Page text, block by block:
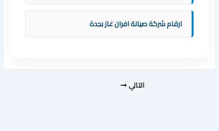
ارقام شركة صيانة افران غاز بجدة
التالي